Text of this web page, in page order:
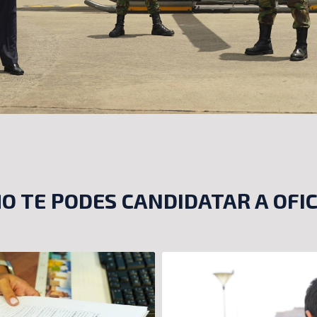
TE PODES CANDIDATAR A